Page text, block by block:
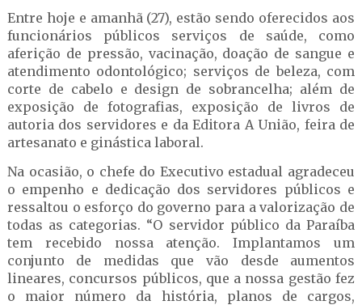
Entre hoje e amanhã (27), estão sendo oferecidos aos
funcionários públicos serviços de saúde, como
aferição de pressão, vacinação, doação de sangue e
atendimento odontológico; serviços de beleza, com
corte de cabelo e design de sobrancelha; além de
exposição de fotografias, exposição de livros de
autoria dos servidores e da Editora A União, feira de
artesanato e ginástica laboral.
Na ocasião, o chefe do Executivo estadual agradeceu
o empenho e dedicação dos servidores públicos e
ressaltou o esforço do governo para a valorização de
todas as categorias. “O servidor público da Paraíba
tem recebido nossa atenção. Implantamos um
conjunto de medidas que vão desde aumentos
lineares, concursos públicos, que a nossa gestão fez
o maior número da história, planos de cargos,